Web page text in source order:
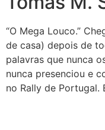
“O Mega Louco.”
de casa) depois de
palavras que nunca
nunca presenciou e
no Rally de Portugal.